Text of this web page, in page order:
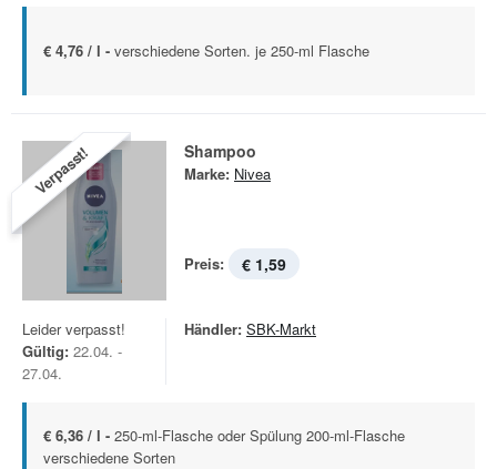
€ 4,76 / l - verschiedene Sorten. je 250-ml Flasche
Verpasst! Shampoo
Marke: Nivea
Preis: € 1,59
Leider verpasst!
Gültig: 22.04. -
27.04.
Händler: SBK-Markt
€ 6,36 / l - 250-ml-Flasche oder Spülung 200-ml-Flasche
verschiedene Sorten